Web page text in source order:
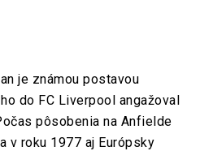
je známou postavou
do FC Liverpool angažoval
pôsobenia na Anfielde
v roku 1977 aj Európsky